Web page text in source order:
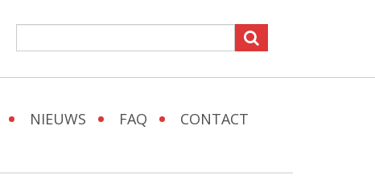
NIEUWS FAQ CONTACT